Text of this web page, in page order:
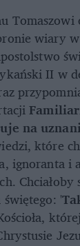
Tomaszowi
wiary
II w
na
które
ignoranta i
Chciałoby
'